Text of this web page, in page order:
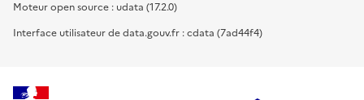
Moteur open source : udata (17.2.0)
Interface utilisateur de data.gouv.fr : cdata (7ad44f4)